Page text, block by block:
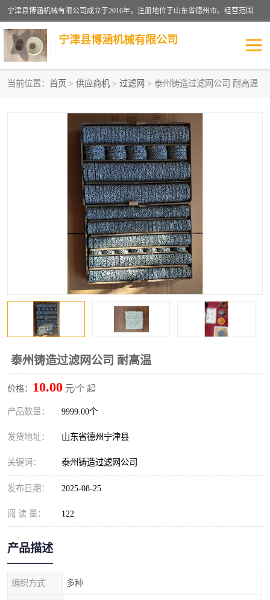
宁津县博涵机械有限公司成立于2016年，注册地位于山东省德州市。经营范围包括：机械设备研发、生产及销售，铸造用造型材料生产、销售，玻璃纤维及制品制造、销售，汽车零配件零售，机械零件、零部件加工，机械零件、零部件销售等；主要产品有：纤维过滤网,陶瓷过滤器,泡沫陶瓷过滤器,耐高温纤维过滤器,铸铁过滤器,铸铜过滤网,铸铝过滤网,铝轮毂过滤网,高效过滤网,高效陶瓷过滤网,高效纤维过滤网。
宁津县博涵机械有限公司
当前位置： 首页 > 供应商机 > 过滤网 > 泰州铸造过滤网公司 耐高温
泰州铸造过滤网公司 耐高温
价格： 10.00 元/个 起
产品数量： 9999.00个
发货地址： 山东省德州宁津县
关键词： 泰州铸造过滤网公司
发布日期： 2025-08-25
阅 读 量： 122
产品描述
编织方式 多种
挡渣棉
避脏网